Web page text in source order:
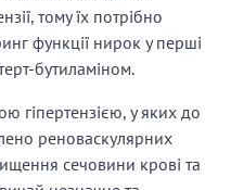
тому їх потрібно
функції нирок у перші
бутиламіном.
гіпертензією, у яких до
реноваскулярних
сечовини крові та